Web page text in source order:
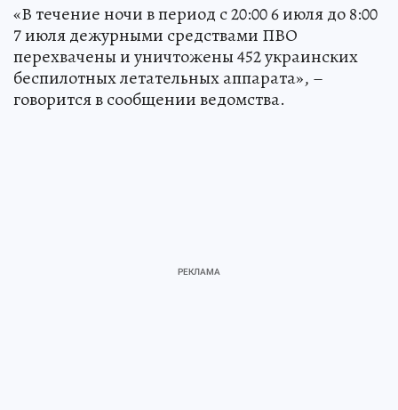
«В течение ночи в период с 20:00 6 июля до 8:00
7 июля дежурными средствами ПВО
перехвачены и уничтожены 452 украинских
беспилотных летательных аппарата», –
говорится в сообщении ведомства.